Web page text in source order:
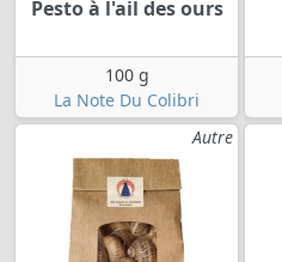
Pesto à l'ail des ours
100 g
La Note Du Colibri
Autre